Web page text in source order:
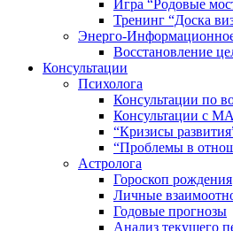
Игра “Родовые
Тренинг “Доска
Энерго-
Восстановление
Консультации
Психолога
Консультации по
Консультации с
“Кризисы
“Проблемы в
Астролога
Гороскоп рождения
Личные
Годовые прогнозы
Анализ текущего